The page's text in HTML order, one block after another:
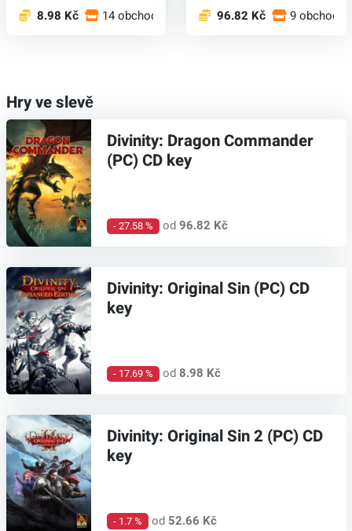
8.98 Kč 14 obchodech 96.82 Kč 9
Hry ve slevě
Divinity: Dragon Commander
(PC) CD key
- 27.58 % od96.82 Kč
Divinity: Original Sin (PC) CD
key
- 17.69 % od8.98 Kč
Divinity: Original Sin 2 (PC) CD
key
- 1.7 % od 52.66 Kč